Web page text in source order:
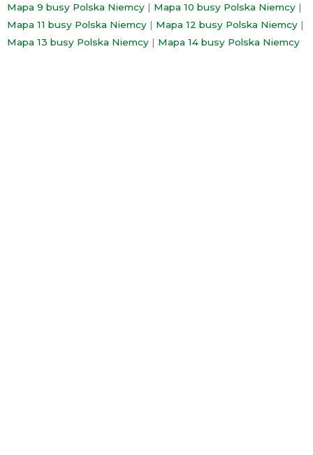
Mapa 9 busy Polska Niemcy | Mapa 10 busy Polska Niemcy |
Mapa 11 busy Polska Niemcy | Mapa 12 busy Polska Niemcy |
Mapa 13 busy Polska Niemcy | Mapa 14 busy Polska Niemcy